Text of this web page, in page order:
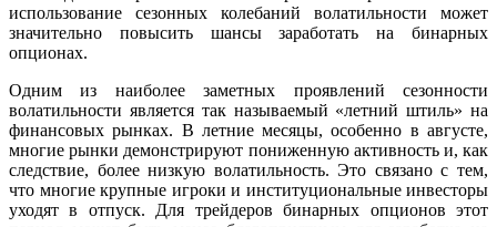
использование сезонных колебаний волатильности может
значительно повысить шансы заработать на бинарных
опционах.
Одним из наиболее заметных проявлений сезонности
волатильности является так называемый «летний штиль» на
финансовых рынках. В летние месяцы, особенно в августе,
многие рынки демонстрируют пониженную активность и, как
следствие, более низкую волатильность. Это связано с тем,
что многие крупные игроки и институциональные инвесторы
уходят в отпуск. Для трейдеров бинарных опционов этот